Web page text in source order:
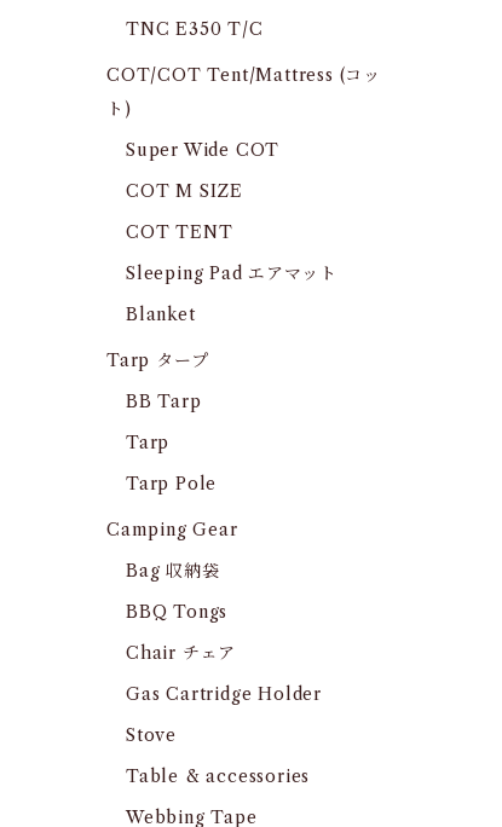
TNC E350 T/C
COT/COT Tent/Mattress (コッ
ト)
Super Wide COT
COT M SIZE
COT TENT
Sleeping Pad エアマット
Blanket
Tarp タープ
BB Tarp
Tarp
Tarp Pole
Camping Gear
Bag 収納袋
BBQ Tongs
Chair チェア
Gas Cartridge Holder
Stove
Table & accessories
Webbing Tape